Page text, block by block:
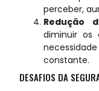
perceber,
Redução
diminuir os
constante.
DESAFIOS DA